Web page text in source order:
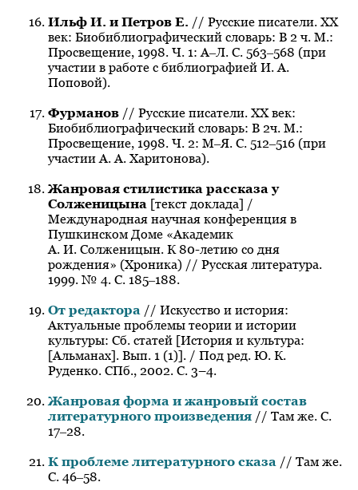
Ильф И. и Петров Е. // Русские писатели. XX
век: Биобиблиографический словарь: В 2 ч. М.:
Просвещение, 1998. Ч. 1: А‒Л. С. 563‒568 (при
участии в работе с библиографией И. А.
Поповой).
Фурманов // Русские писатели. XX век:
Биобиблиографический словарь: В 2ч. М.:
Просвещение, 1998. Ч. 2: М‒Я. С. 512‒516 (при
участии А. А. Харитонова).
Жанровая стилистика рассказа у
Солженицына [текст доклада] /
Международная научная конференция в
Пушкинском Доме «Академик
А. И. Солженицын. К 80-летию со дня
рождения» (Хроника) // Русская литература.
1999. № 4. С. 185‒188.
От редактора // Искусство и история:
Актуальные проблемы теории и истории
культуры: Сб. статей [История и культура:
[Альманах]. Вып. 1 (1)]. / Под ред. Ю. К.
Руденко. СПб., 2002. С. 3–4.
Жанровая форма и жанровый состав
литературного произведения // Там же. С.
17‒28.
К проблеме литературного сказа // Там же.
С. 46‒58.